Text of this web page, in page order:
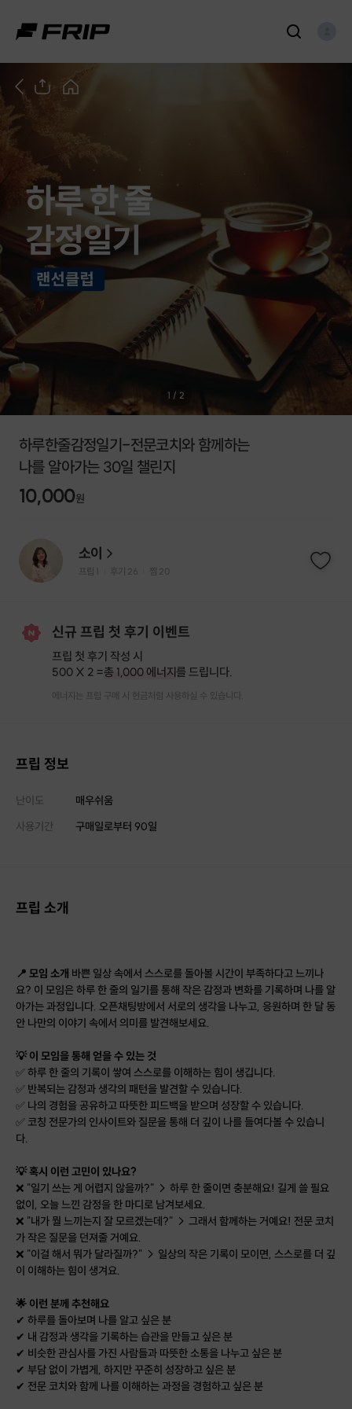
1 / 2
하루한줄감정일기-전문코치와 함께하는
나를 알아가는 30일 챌린지
10,000원
소이
프립 후기 26 찜 20
신규 프립 첫 후기 이벤트
프립 첫 후기 작성 시
500 X 2 =총 1,000 에너지를 드립니다.
에너지는 프립 구매 시 현금처럼 사용하실 수 있습니다.
프립 정보
난이도
매우쉬움
사용기간
구매일로부터 90일
프립 소개
📍 모임 소개 바쁜 일상 속에서 스스로를 돌아볼 시간이 부족하다고 느끼나
요? 이 모임은 하루 한 줄의 일기를 통해 작은 감정과 변화를 기록하며 나를 알
아가는 과정입니다. 오픈채팅방에서 서로의 생각을 나누고, 응원하며 한 달 동
안 나만의 이야기 속에서 의미를 발견해보세요.
💡 이 모임을 통해 얻을 수 있는 것
✅ 하루 한 줄의 기록이 쌓여 스스로를 이해하는 힘이 생깁니다.
✅ 반복되는 감정과 생각의 패턴을 발견할 수 있습니다.
✅ 나의 경험을 공유하고 따뜻한 피드백을 받으며 성장할 수 있습니다.
✅ 코칭 전문가의 인사이트와 질문을 통해 더 깊이 나를 들여다볼 수 있습니
다.
💡 혹시 이런 고민이 있나요?
❌ "일기 쓰는 게 어렵지 않을까?" → 하루 한 줄이면 충분해요! 길게 쓸 필요
없이, 오늘 느낀 감정을 한 마디로 남겨보세요.
❌ "내가 뭘 느끼는지 잘 모르겠는데?" → 그래서 함께하는 거예요! 전문 코치
가 작은 질문을 던져줄 거예요.
❌ "이걸 해서 뭐가 달라질까?" → 일상의 작은 기록이 모이면, 스스로를 더 깊
이 이해하는 힘이 생겨요.
🌟 이런 분께 추천해요
✔ 하루를 돌아보며 나를 알고 싶은 분
✔ 내 감정과 생각을 기록하는 습관을 만들고 싶은 분
✔ 비슷한 관심사를 가진 사람들과 따뜻한 소통을 나누고 싶은 분
✔ 부담 없이 가볍게, 하지만 꾸준히 성장하고 싶은 분
✔ 전문 코치와 함께 나를 이해하는 과정을 경험하고 싶은 분